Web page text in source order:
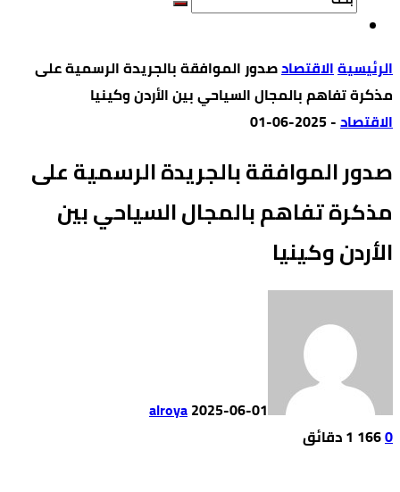
‫الرئيسية‬الاقتصادصدور الموافقة بالجريدة الرسمية على
مذكرة تفاهم بالمجال السياحي بين الأردن وكينيا
الاقتصاد-
2025-06-01
صدور الموافقة بالجريدة الرسمية على
مذكرة تفاهم بالمجال السياحي بين
الأردن وكينيا
alroya2025-06-01
0
166 1 ‫دقائق‬